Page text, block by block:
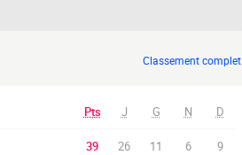
Classement complet
Pts J G N D
39 26 11 6 9